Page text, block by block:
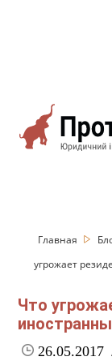
Главная
угрожает
Что
26.05.2017